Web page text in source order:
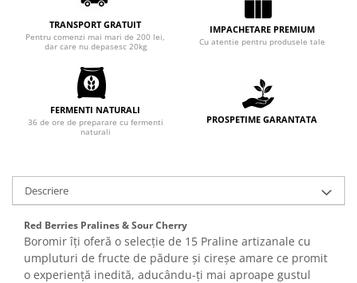
Prajituri Red Collection
Prajituri cu fructe
Prajituri cafea
Prajituri de Craciun
Torturi ambalate
Chec mini
Biscuiti
Turta dulce
Turta dulce cu nuci
Turta dulce de Sibiu
Turta dulce cu miere
TRANSPORT GRATUIT
Pentru comenzi mai mari de 200 lei,
dar care nu depasesc 20kg
IMPACHETARE PREMIUM
Cu atentie pentru produsele tale
FERMENTI NATURALI
36 de ore de preparare cu fermenti
naturali
PROSPETIME GARANTATA
Descriere
Red Berries Pralines & Sour Cherry
Boromir îți oferă o selecție de 15 Praline artizanale cu
umpluturi de fructe de pădure și cireșe amare ce promit
o experiență inedită, aducându-ți mai aproape gustul